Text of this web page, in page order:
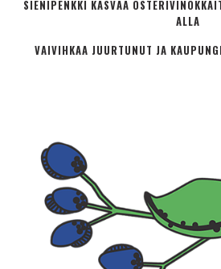
SIENIPENKKI KASVAA
ALLA
VAIVIHKAA JUURTUNUT JA